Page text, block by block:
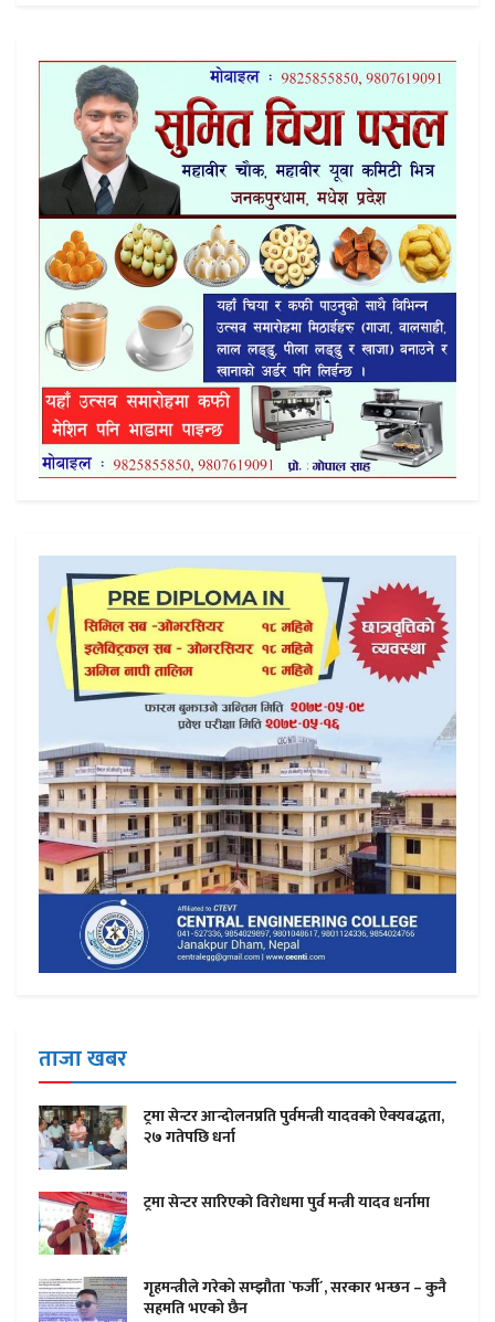
ताजा खबर
ट्रमा सेन्टर आन्दाेलनप्रति पुर्वमन्त्री यादवकाे ऐक्यबद्धता,
२७ गतेपछि धर्ना
ट्रमा सेन्टर सारिएकाे विराेधमा पुर्व मन्त्री यादव धर्नामा
गृहमन्त्रीले गरेको सम्झौता `फर्जी´, सरकार भन्छन – कुनै
सहमति भएको छैन